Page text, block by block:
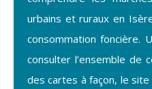
urbains et ruraux en
consommation foncière.
consulter l’ensemble de
des cartes à façon, le